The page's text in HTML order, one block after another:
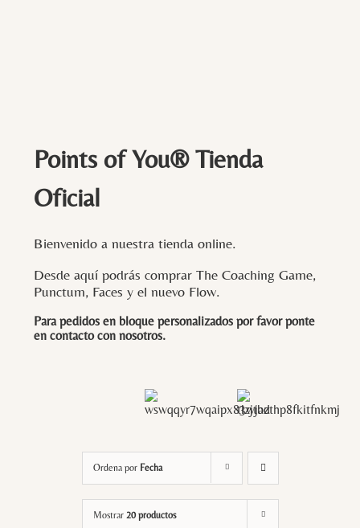
Points of You® Tienda
Oficial
Bienvenido a nuestra tienda online.
Desde aquí podrás comprar The Coaching Game,
Punctum, Faces y el nuevo Flow.
Para pedidos en bloque personalizados por favor ponte
en contacto con nosotros.
Ordena por Fecha
Mostrar 20 productos